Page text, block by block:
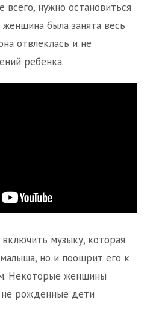
всего, нужно остановиться
женщина была занята весь
отвлеклась и не
ребенка.
музыку, которая
но и поощрит его к
Некоторые женщины
рожденные дети